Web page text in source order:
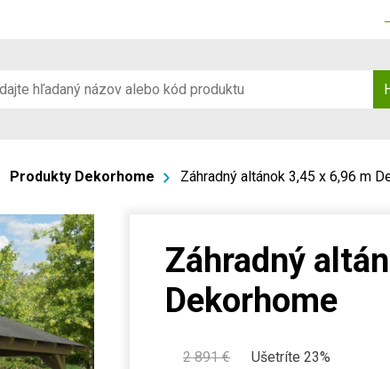
Produkty Dekorhome Záhradný altánok 3,45 x 6,96 m
Záhradný
Dekorhome
2 891€ Ušetríte 23%